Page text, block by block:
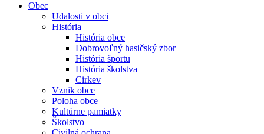
Obec
Udalosti v obci
História
História obce
Dobrovoľný hasičský zbor
História športu
História školstva
Cirkev
Vznik obce
Poloha obce
Kultúrne pamiatky
Školstvo